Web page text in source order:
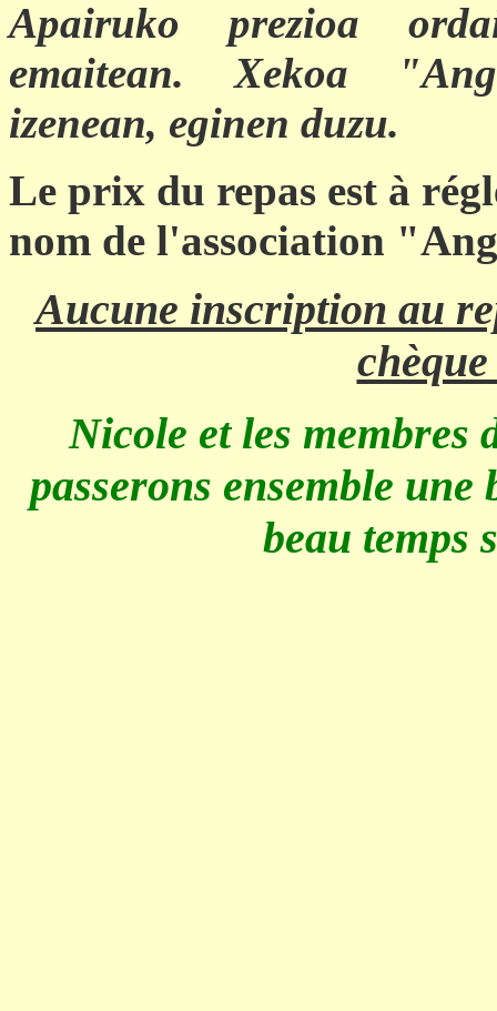
Apairuko prezioa
emaitean.Xekoa
izenean, eginen duzu.
Le prix du repas est à
nom de l'association
Aucune inscription au
Nicole et les membres
passerons ensemble
beau temps